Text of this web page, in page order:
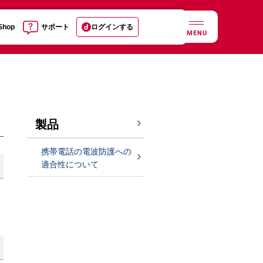
サポート ログインする
MENU
製品
携帯電話の電波防護への
適合性について